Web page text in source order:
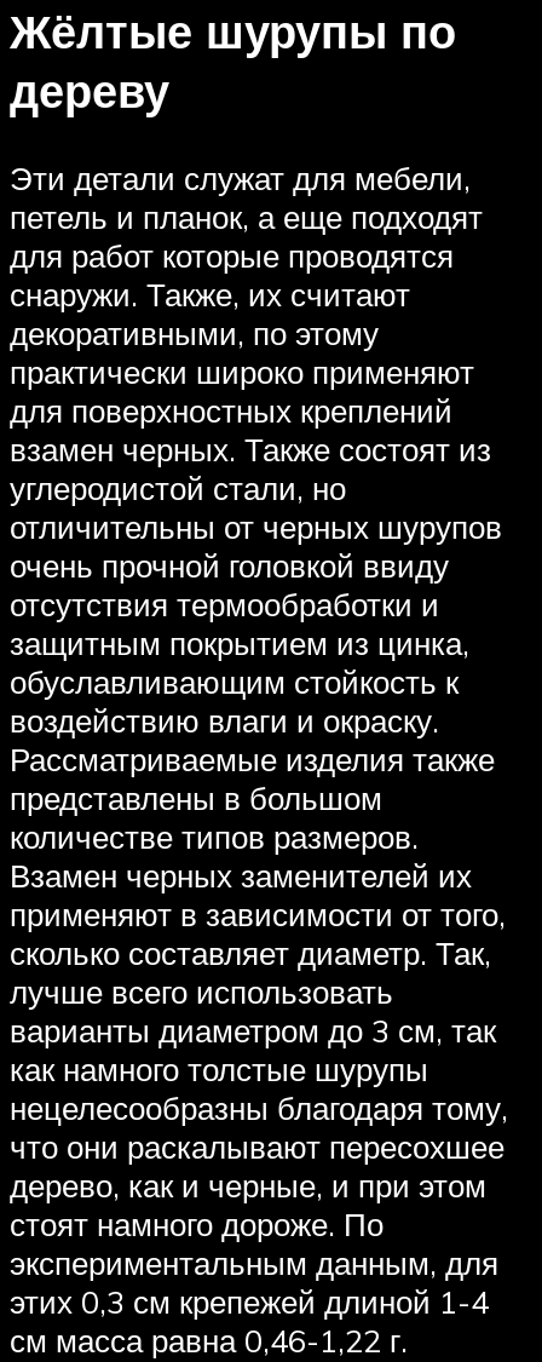
Жёлтые шурупы по
дереву
Эти детали служат для мебели,
петель и планок, а еще подходят
для работ которые проводятся
снаружи. Также, их считают
декоративными, по этому
практически широко применяют
для поверхностных креплений
взамен черных. Также состоят из
углеродистой стали, но
отличительны от черных шурупов
очень прочной головкой ввиду
отсутствия термообработки и
защитным покрытием из цинка,
обуславливающим стойкость к
воздействию влаги и окраску.
Рассматриваемые изделия также
представлены в большом
количестве типов размеров.
Взамен черных заменителей их
применяют в зависимости от того,
сколько составляет диаметр. Так,
лучше всего использовать
варианты диаметром до 3 см, так
как намного толстые шурупы
нецелесообразны благодаря тому,
что они раскалывают пересохшее
дерево, как и черные, и при этом
стоят намного дороже. По
экспериментальным данным, для
этих 0,3 см крепежей длиной 1-4
см масса равна 0,46-1,22 г.